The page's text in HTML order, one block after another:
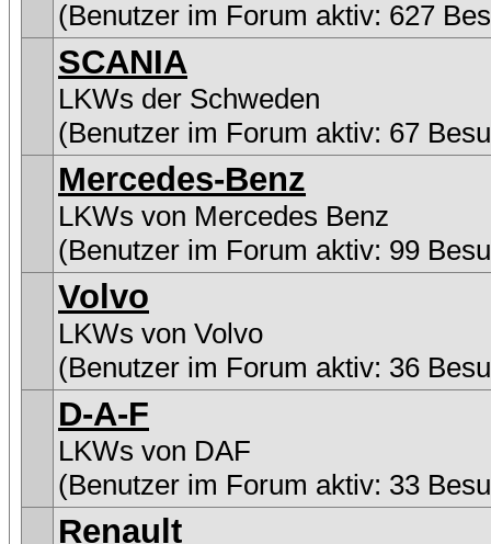
(Benutzer im Forum aktiv: 627
SCANIA
LKWs der Schweden
(Benutzer im Forum aktiv: 67
Mercedes-Benz
LKWs von Mercedes Benz
(Benutzer im Forum aktiv: 99
Volvo
LKWs von Volvo
(Benutzer im Forum aktiv: 36
D-A-F
LKWs von DAF
(Benutzer im Forum aktiv: 33
Renault